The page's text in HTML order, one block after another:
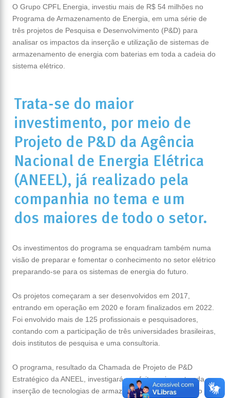
O Grupo CPFL Energia, investiu mais de R$ 54 milhões no
Programa de Armazenamento de Energia, em uma série de
três projetos de Pesquisa e Desenvolvimento (P&D) para
analisar os impactos da inserção e utilização de sistemas de
armazenamento de energia com baterias em toda a cadeia do
sistema elétrico.
Trata-se do maior
investimento, por meio de
Projeto de P&D da Agência
Nacional de Energia Elétrica
(ANEEL), já realizado pela
companhia no tema e um
dos maiores de todo o setor.
Os investimentos do programa se enquadram também numa
visão de preparar e fomentar o conhecimento no setor elétrico
preparando-se para os sistemas de energia do futuro.
Os projetos começaram a ser desenvolvidos em 2017,
entrando em operação em 2020 e foram finalizados em 2022.
Foi envolvido mais de 125 profissionais e pesquisadores,
contando com a participação de três universidades brasileiras,
dois institutos de pesquisa e uma consultoria.
O programa, resultado da Chamada de Projeto de P&D
Estratégico da ANEEL, investigará os efeitos e impactos da
inserção de tecnologias de armazenamento de energia no